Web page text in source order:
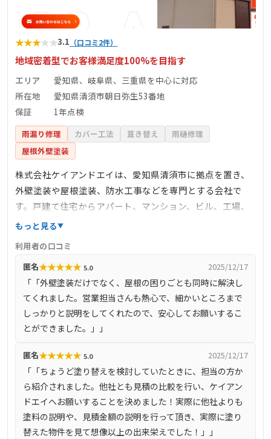
★★★★★3.1 （口コミ2件）
地域密着型でお客様満足度100%を目指す
エリア
愛知県、岐阜県、三重県を中心に対応
所在地
愛知県清須市朝日弥生53番地
保証
1年点検
雨漏り修理 カバー工法 葺き替え
雨樋修理
屋根外壁塗装
株式会社ケイアンドエイは、愛知県清須市に拠点を置き、
外壁塗装や屋根塗装、防水工事などを専門とする会社で
す。戸建て住宅からアパート、マンション、ビル、工場、
倉庫、商業施設まで、幅広い建物の塗装工事に対応してい
を目指しています。工事完了後には1年点検を実施し、現状
報告書を提出するなど、アフターフォローも充実していま
す。
もっと見る
利用者の口コミ
匿名★★★★★ 5.0 2025/12/17
「「外壁塗装だけでなく、屋根の困りごとも同時に解決し
てくれました。営業担当さんも熱心で、細かいところまで
しっかりと説明をしてくれたので、安心してお願いするこ
とができました。」」
匿名★★★★★ 5.0 2025/12/17
「「ちょうど塗り替えを検討していたときに、担当の方か
ら紹介されました。他社とも見積の比較を行い、ケイアン
ドエイへお願いすることを決めました！実際に他社よりも
塗料の説明や、見積金額の説明を行って頂き、実際に塗り
替えた物件を見て想像以上の出来栄えでした！」」